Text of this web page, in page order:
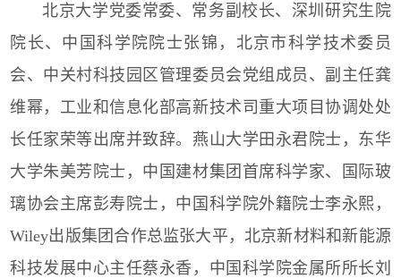
北京大学党委常委、常务副校长、深圳研究生院
院长、中国科学院院士张锦，北京市科学技术委员
会、中关村科技园区管理委员会党组成员、副主任龚
维幂，工业和信息化部高新技术司重大项目协调处处
长任家荣等出席并致辞。燕山大学田永君院士，东华
大学朱美芳院士，中国建材集团首席科学家、国际玻
璃协会主席彭寿院士，中国科学院外籍院士李永熙，
Wiley出版集团合作总监张大平，北京新材料和新能源
科技发展中心主任蔡永香，中国科学院金属所所长刘